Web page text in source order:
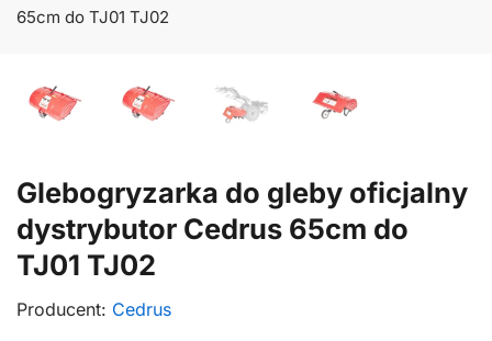
65cm do TJ01 TJ02
Glebogryzarka do gleby oficjalny
dystrybutor Cedrus 65cm do
TJ01 TJ02
Producent: Cedrus